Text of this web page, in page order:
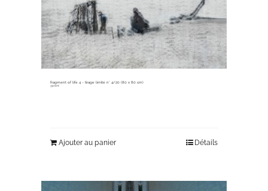
fragment of life 4 ~ tirage limité n° 4/20 (80 x 80 cm)
330,00€
Ajouter au panier Détails